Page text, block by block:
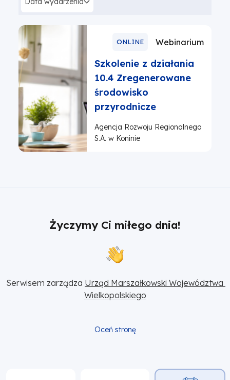
ONLINE Webinarium
Szkolenie z działania
10.4 Zregenerowane
środowisko
przyrodnicze
Agencja Rozwoju Regionalnego
S.A. w Koninie
Życzymy Ci miłego dnia!
Serwisem zarządza Urząd Marszałkowski Województwa
Wielkopolskiego
Oceń stronę